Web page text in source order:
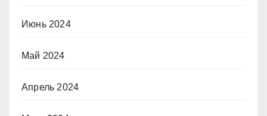
Июнь 2024
Май 2024
Апрель 2024